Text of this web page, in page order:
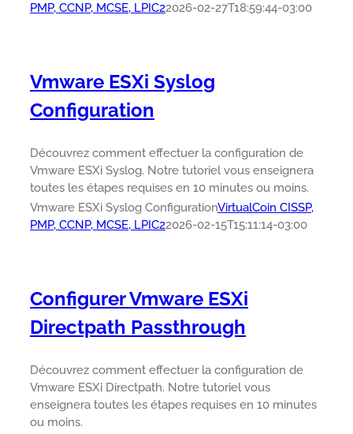
PMP, CCNP, MCSE, LPIC22026-02-27T18:59:44-03:00
Vmware ESXi Syslog
Configuration
Découvrez comment effectuer la configuration de
Vmware ESXi Syslog. Notre tutoriel vous enseignera
toutes les étapes requises en 10 minutes ou moins.
Vmware ESXi Syslog ConfigurationVirtualCoin CISSP,
PMP, CCNP, MCSE, LPIC22026-02-15T15:11:14-03:00
Configurer Vmware ESXi
Directpath Passthrough
Découvrez comment effectuer la configuration de
Vmware ESXi Directpath. Notre tutoriel vous
enseignera toutes les étapes requises en 10 minutes
ou moins.